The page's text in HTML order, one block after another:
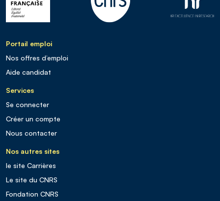
Portail emploi
Nos offres d’emploi
Aide candidat
Services
Se connecter
Créer un compte
Nous contacter
Nos autres sites
le site Carrières
Le site du CNRS
Fondation CNRS